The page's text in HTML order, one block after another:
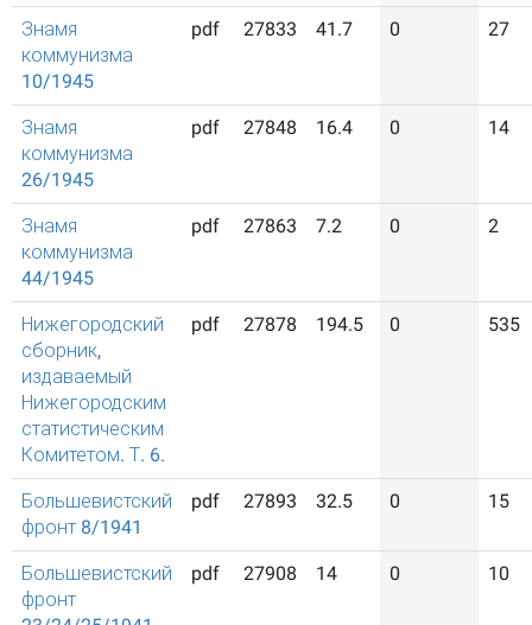
Знамя
коммунизма
10/1945
pdf 27833 41.7 0 27
Знамя
коммунизма
26/1945
pdf 27848 16.4 0 14
Знамя
коммунизма
44/1945
pdf 27863 7.2 0 2
Нижегородский
сборник,
издаваемый
Нижегородским
статистическим
Комитетом. Т. 6.
pdf 27878 194.5 0 535
Большевистский
фронт 8/1941
pdf 27893 32.5 0 15
Большевистский
фронт
pdf 27908 14 0 10